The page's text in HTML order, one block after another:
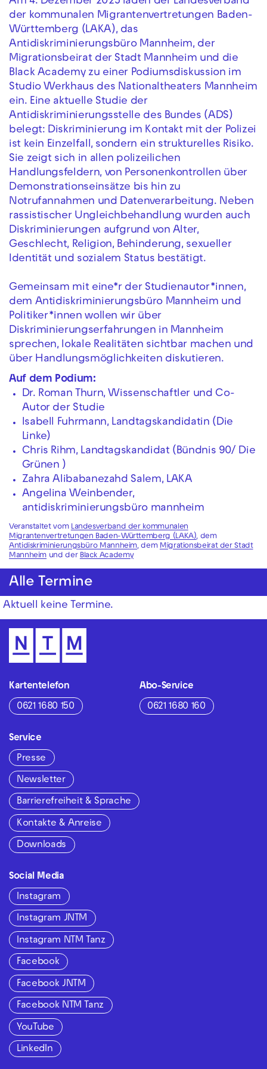
der kommunalen Migrantenvertretungen Baden-
Württemberg (LAKA), das
Antidiskriminierungsbüro Mannheim, der
Migrationsbeirat der Stadt Mannheim und die
Black Academy zu einer Podiumsdiskussion im
Studio Werkhaus des Nationaltheaters Mannheim
ein. Eine aktuelle Studie der
Antidiskriminierungsstelle des Bundes (ADS)
belegt: Diskriminierung im Kontakt mit der Polizei
ist kein Einzelfall, sondern ein strukturelles Risiko.
Sie zeigt sich in allen polizeilichen
Handlungsfeldern, von Personenkontrollen über
Demonstrationseinsätze bis hin zu
Notrufannahmen und Datenverarbeitung. Neben
rassistischer Ungleichbehandlung wurden auch
Diskriminierungen aufgrund von Alter,
Geschlecht, Religion, Behinderung, sexueller
Identität und sozialem Status bestätigt.
Gemeinsam mit eine*r der Studienautor*innen,
dem Antidiskriminierungsbüro Mannheim und
Politiker*innen wollen wir über
Diskriminierungserfahrungen in Mannheim
sprechen, lokale Realitäten sichtbar machen und
über Handlungsmöglichkeiten diskutieren.
Auf dem Podium:
Dr. Roman Thurn, Wissenschaftler und Co-
Autor der Studie
Isabell Fuhrmann, Landtagskandidatin (Die
Linke)
Chris Rihm, Landtagskandidat (Bündnis 90/ Die
Grünen )
Zahra Alibabanezahd Salem, LAKA
Angelina Weinbender,
antidiskriminierungsbüro mannheim
Veranstaltet vom Landesverband der kommunalen
Migrantenvertretungen Baden-Württemberg (LAKA), dem
Antidiskriminierungsbüro Mannheim, dem Migrationsbeirat der Stadt
Mannheim und der Black Academy
Alle Termine
Aktuell keine Termine.
Kartentelefon
0621 1680 150
Abo-Service
0621 1680 160
Service
Presse
Newsletter
Barrierefreiheit & Sprache
Kontakte & Anreise
Downloads
Social Media
Instagram
Instagram JNTM
Instagram NTM Tanz
Facebook
Facebook JNTM
Facebook NTM Tanz
YouTube
LinkedIn